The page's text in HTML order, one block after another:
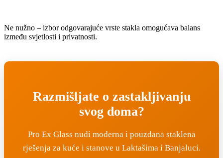
Ne nužno – izbor odgovarajuće vrste stakla omogućava balans
između svjetlosti i privatnosti.
Razmišljate o zastakljivanju
svog doma?
Pro Ex Glass nudi moderna i pouzdana staklena
rješenja za kuće i stanove u Laktašima i Banjaluci.